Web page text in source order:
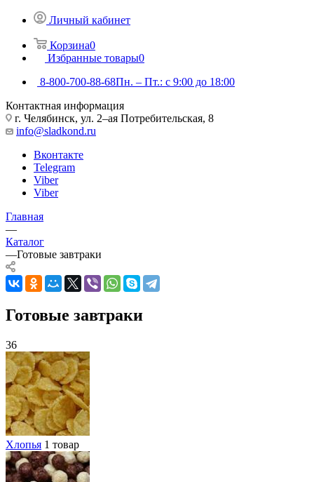
Личный кабинет
Корзина0
Избранные товары0
8-800-700-88-68Пн. – Пт.: с 9:00 до 18:00
Контактная информация
г. Челябинск, ул. 2–ая Потребительская, 8
info@sladkond.ru
Вконтакте
Telegram
Viber
Viber
Главная
—
Каталог
—Готовые завтраки
Готовые завтраки
36
Хлопья 1 товар